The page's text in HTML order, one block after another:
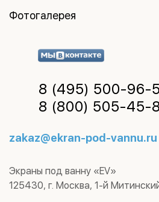
Фотогалерея
8 (495) 500-96-
8 (800) 505-45-
zakaz@ekran-pod-vannu.ru
Экраны под ванну «EV»
125430, г. Москва, 1-й